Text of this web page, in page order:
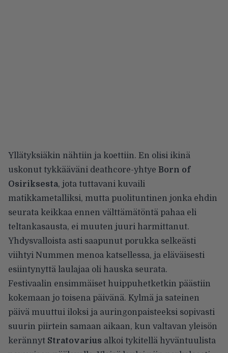
Yllätyksiäkin nähtiin ja koettiin. En olisi ikinä
uskonut tykkääväni deathcore-yhtye Born of
Osiriksesta, jota tuttavani kuvaili
matikkametalliksi, mutta puolituntinen jonka ehdin
seurata keikkaa ennen välttämätöntä pahaa eli
teltankasausta, ei muuten juuri harmittanut.
Yhdysvalloista asti saapunut porukka selkeästi
viihtyi Nummen menoa katsellessa, ja eläväisesti
esiintynyttä laulajaa oli hauska seurata.
Festivaalin ensimmäiset huippuhetketkin päästiin
kokemaan jo toisena päivänä. Kylmä ja sateinen
päivä muuttui iloksi ja auringonpaisteeksi sopivasti
suurin piirtein samaan aikaan, kun valtavan yleisön
kerännyt Stratovarius alkoi tykitellä hyväntuulista